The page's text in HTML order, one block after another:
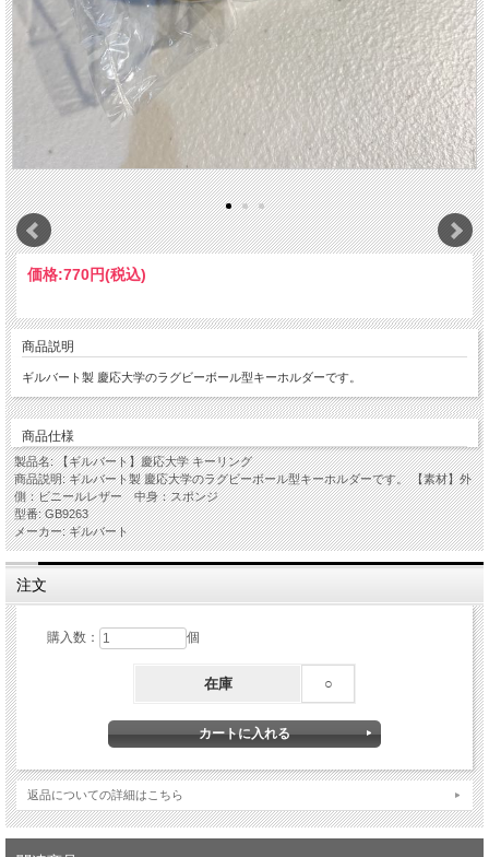
価格:770円(税込)
商品説明
ギルバート製 慶応大学のラグビーボール型キーホルダーです。
商品仕様
製品名: 【ギルバート】慶応大学 キーリング
商品説明: ギルバート製 慶応大学のラグビーボール型キーホルダーです。 【素材】外
側：ビニールレザー 中身：スポンジ
型番: GB9263
メーカー: ギルバート
注文
購入数： 個
在庫 ○
返品についての詳細はこちら